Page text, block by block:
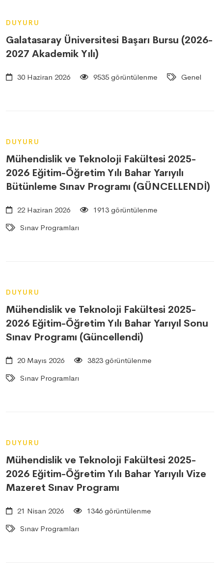
DUYURU
Galatasaray Üniversitesi Başarı Bursu (2026-
2027 Akademik Yılı)
30 Haziran 2026 9535 görüntülenme Genel
DUYURU
Mühendislik ve Teknoloji Fakültesi 2025-
2026 Eğitim-Öğretim Yılı Bahar Yarıyılı
Bütünleme Sınav Programı (GÜNCELLENDİ)
22 Haziran 2026
1913 görüntülenme
Sınav Programları
DUYURU
Mühendislik ve Teknoloji Fakültesi 2025-
2026 Eğitim-Öğretim Yılı Bahar Yarıyıl Sonu
Sınav Programı (Güncellendi)
20 Mayıs 2026
3823 görüntülenme
Sınav Programları
DUYURU
Mühendislik ve Teknoloji Fakültesi 2025-
2026 Eğitim-Öğretim Yılı Bahar Yarıyılı Vize
Mazeret Sınav Programı
21 Nisan 2026
1346 görüntülenme
Sınav Programları